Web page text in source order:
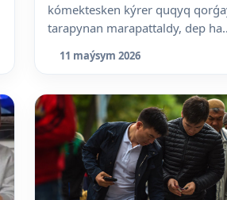
kómektesken kýrer quqyq
tarapynan marapattaldy, dep
11 maýsym 2026